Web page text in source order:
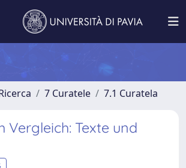
7 Curatele 7.1 Curatela
Vergleich: Texte und